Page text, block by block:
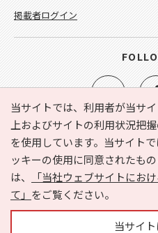
当サイトでは、利用者が当サ
上およびサイトの利用状況把
を使用しています。当サイト
ッキーの使用に同意されたも
は、
「当社ウェブサイトにお
て」 をご覧ください。
当サイ
e-NAVITA（イーナビタ）とは？
利用規約
個人情報の取り
サイトマップ
広告掲
掲載者ログイン